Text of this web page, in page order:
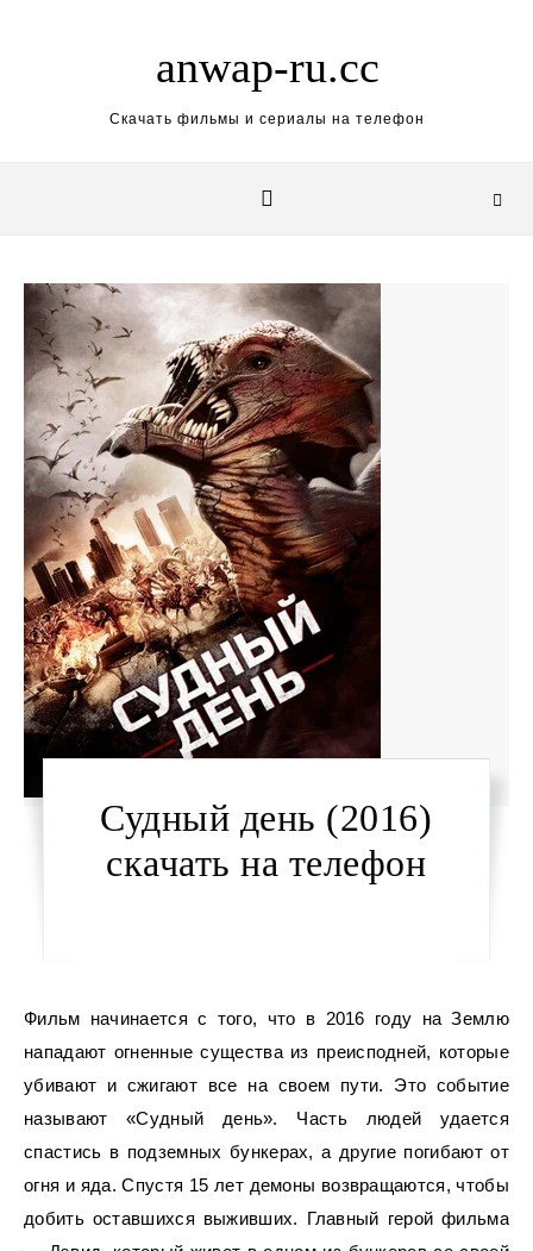
anwap-ru.cc
Скачать фильмы и сериалы на телефон
Судный день (2016)
скачать на телефон
Фильм начинается с того, что в 2016 году на Землю
нападают огненные существа из преисподней, которые
убивают и сжигают все на своем пути. Это событие
называют «Судный день». Часть людей удается
спастись в подземных бункерах, а другие погибают от
огня и яда. Спустя 15 лет демоны возвращаются, чтобы
добить оставшихся выживших. Главный герой фильма